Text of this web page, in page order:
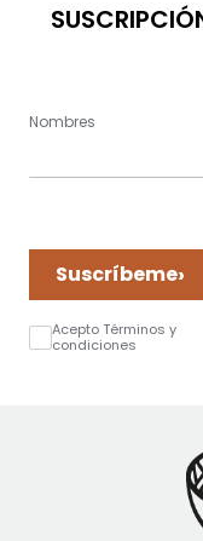
Nombres
Suscríbeme›
Acepto Términos y
condiciones